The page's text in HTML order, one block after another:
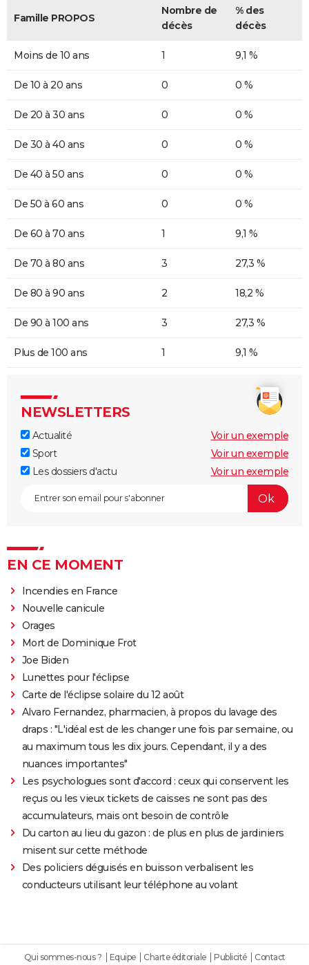
Famille PROPOS
Nombre de
décès
% des
décès
Moins de 10 ans 1 9,1 %
De 10 à 20 ans 0 0 %
De 20 à 30 ans 0 0 %
De 30 à 40 ans 0 0 %
De 40 à 50 ans 0 0 %
De 50 à 60 ans 0 0 %
De 60 à 70 ans 1 9,1 %
De 70 à 80 ans 3 27,3 %
De 80 à 90 ans 2 18,2 %
De 90 à 100 ans 3 27,3 %
Plus de 100 ans 1 9,1 %
NEWSLETTERS
Actualité
Voir un exemple
Sport
Voir un exemple
Les dossiers d'actu
Voir un exemple
EN CE MOMENT
Incendies en France
Nouvelle canicule
Orages
Mort de Dominique Frot
Joe Biden
Lunettes pour l'éclipse
Carte de l'éclipse solaire du 12 août
Alvaro Fernandez, pharmacien, à propos du lavage des
draps : "L'idéal est de les changer une fois par semaine, ou
au maximum tous les dix jours. Cependant, il y a des
nuances importantes"
Les psychologues sont d'accord : ceux qui conservent les
reçus ou les vieux tickets de caisses ne sont pas des
accumulateurs, mais ont besoin de contrôle
Du carton au lieu du gazon : de plus en plus de jardiniers
misent sur cette méthode
Des policiers déguisés en buisson verbalisent les
conducteurs utilisant leur téléphone au volant
Qui sommes-nous ? Equipe Charte éditoriale Publicité Contact